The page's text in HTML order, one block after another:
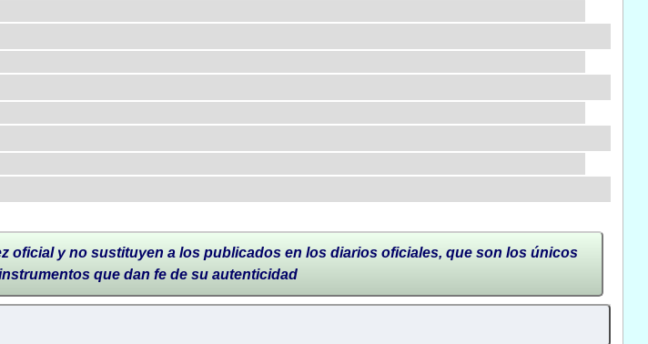
oficial y no sustituyen a los publicados en los diarios oficiales, que son los únicos
que dan fe de su autenticidad